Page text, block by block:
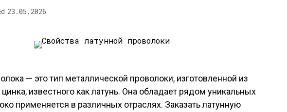
23.05.2026
— это тип металлической проволоки, изготовленной из
известного как латунь. Она обладает рядом уникальных
применяется в различных отраслях. Заказать латунную